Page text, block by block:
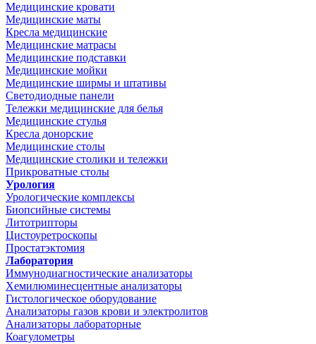
Медицинские кровати
Медицинские маты
Кресла медицинские
Медицинские матрасы
Медицинские подставки
Медицинские мойки
Медицинские ширмы и штативы
Светодиодные панели
Тележки медицинские для белья
Медицинские стулья
Кресла донорские
Медицинские столы
Медицинские столики и тележки
Прикроватные столы
Урология
Урологические комплексы
Биопсийные системы
Литотрипторы
Цистоуретроскопы
Простатэктомия
Лаборатория
Иммунодиагностические анализаторы
Хемилюминесцентные анализаторы
Гистологическое оборудование
Анализаторы газов крови и электролитов
Анализаторы лабораторные
Коагулометры